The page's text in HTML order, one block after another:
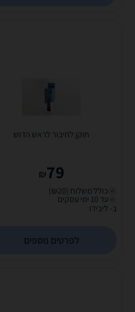
חוקן לחיבור לראש הדוש
79
₪
כולל משלוח (₪20)
עד 10 ימי עסקים
ב- ליבידו
לפרטים נוספים